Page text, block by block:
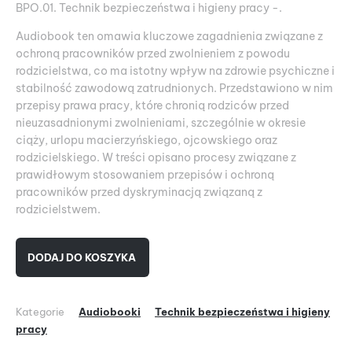
BPO.01. Technik bezpieczeństwa i higieny pracy -.
Audiobook ten omawia kluczowe zagadnienia związane z
ochroną pracowników przed zwolnieniem z powodu
rodzicielstwa, co ma istotny wpływ na zdrowie psychiczne i
stabilność zawodową zatrudnionych. Przedstawiono w nim
przepisy prawa pracy, które chronią rodziców przed
nieuzasadnionymi zwolnieniami, szczególnie w okresie
ciąży, urlopu macierzyńskiego, ojcowskiego oraz
rodzicielskiego. W treści opisano procesy związane z
prawidłowym stosowaniem przepisów i ochroną
pracowników przed dyskryminacją związaną z
rodzicielstwem.
DODAJ DO KOSZYKA
Kategorie Audiobooki
Technik bezpieczeństwa i higieny
pracy